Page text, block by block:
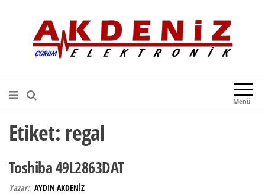
Akdeniz Elektronik
Teknik Destek, Kaliteli Hizmet |
Çorum Elektronik Firması
Menü
Etiket: regal
Toshiba 49L2863DAT
Yazar: AYDIN AKDENİZ